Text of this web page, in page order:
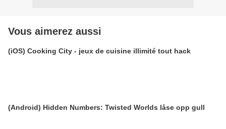
Vous aimerez aussi
(iOS) Cooking City - jeux de cuisine illimité tout hack
(Android) Hidden Numbers: Twisted Worlds låse opp gull